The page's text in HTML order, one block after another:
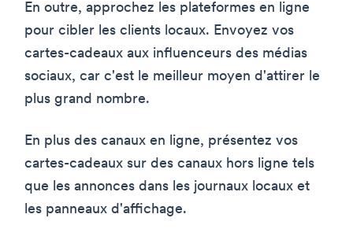
En outre, approchez les plateformes en ligne
pour cibler les clients locaux. Envoyez vos
cartes-cadeaux aux influenceurs des médias
sociaux, car c'est le meilleur moyen d'attirer le
plus grand nombre.
En plus des canaux en ligne, présentez vos
cartes-cadeaux sur des canaux hors ligne tels
que les annonces dans les journaux locaux et
les panneaux d'affichage.